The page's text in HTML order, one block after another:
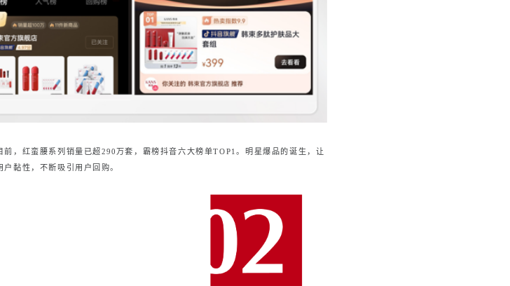
前，红蛮腰系列销量已超290万套，霸榜抖音六大榜单TOP1。明星爆品的诞生，让
黏性，不断吸引用户回购。